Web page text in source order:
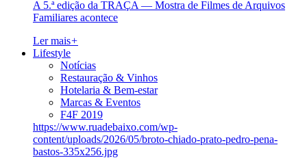
A 5.ª edição da TRAÇA — Mostra de Filmes de Arquivos
Familiares acontece
Ler mais+
Lifestyle
Notícias
Restauração & Vinhos
Hotelaria & Bem-estar
Marcas & Eventos
F4F 2019
https://www.ruadebaixo.com/wp-
content/uploads/2026/05/broto-chiado-prato-pedro-pena-
bastos-335x256.jpg